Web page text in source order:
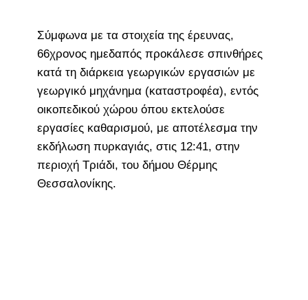
Σύμφωνα με τα στοιχεία της έρευνας,
66χρονος ημεδαπός προκάλεσε σπινθήρες
κατά τη διάρκεια γεωργικών εργασιών με
γεωργικό μηχάνημα (καταστροφέα), εντός
οικοπεδικού χώρου όπου εκτελούσε
εργασίες καθαρισμού, με αποτέλεσμα την
εκδήλωση πυρκαγιάς, στις 12:41, στην
περιοχή Τριάδι, του δήμου Θέρμης
Θεσσαλονίκης.